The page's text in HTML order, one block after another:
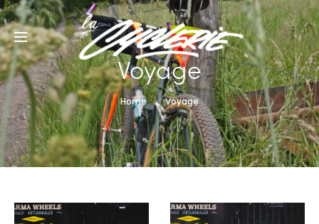
Voyage
Home Voyage